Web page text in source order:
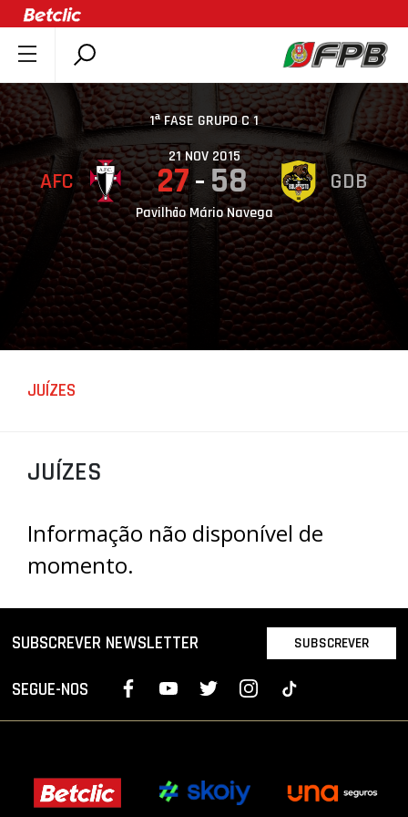
SOBRE A FPB
DOCUMENTOS
ÚLTIMAS
COMPETIÇÕES
ASSOCIAÇÕES
CLUBES
AGENTES
AGENDA
SELEÇÕES
ÁREA TÉCNICA
LIGA BETCLIC MASCULINA
1ª FASE GRUPO C 1
21 NOV 2015
AFC 27 58 GDB
Pavilhão Mário Navega
JUÍZES
JUÍZES
Informação não disponível de
momento.
SUBSCREVER NEWSLETTER SUBSCREVER
SEGUE-NOS